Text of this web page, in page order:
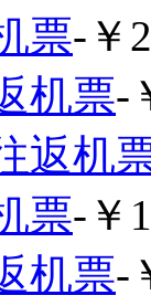
票-￥
机票-
返机
票-￥
机票-